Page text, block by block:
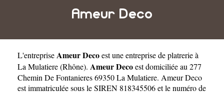
Ameur Deco
L'entrepriseAmeur Decoest uneentreprise de platrerie à
La Mulatiere(Rhône). Ameur Decoest domiciliée au 277
Chemin De Fontanieres 69350 La Mulatiere. Ameur Deco
est immatriculée sous le SIREN 818345506 et le numéro de